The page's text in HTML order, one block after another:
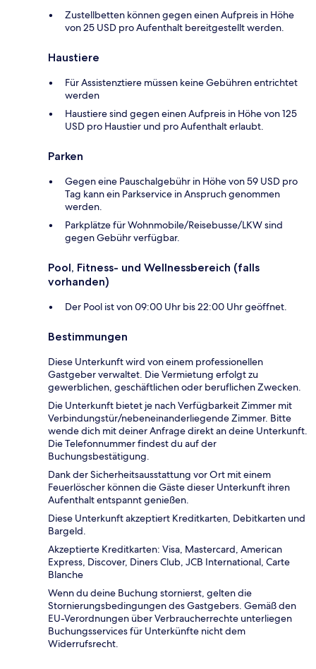
Zustellbetten können gegen einen Aufpreis in Höhe
von 25 USD pro Aufenthalt bereitgestellt werden.
Haustiere
Für Assistenztiere müssen keine Gebühren entrichtet
werden
Haustiere sind gegen einen Aufpreis in Höhe von 125
USD pro Haustier und pro Aufenthalt erlaubt.
Parken
Gegen eine Pauschalgebühr in Höhe von 59 USD pro
Tag kann ein Parkservice in Anspruch genommen
werden.
Parkplätze für Wohnmobile/Reisebusse/LKW sind
gegen Gebühr verfügbar.
Pool, Fitness- und Wellnessbereich (falls
vorhanden)
Der Pool ist von 09:00 Uhr bis 22:00 Uhr geöffnet.
Bestimmungen
Diese Unterkunft wird von einem professionellen
Gastgeber verwaltet. Die Vermietung erfolgt zu
gewerblichen, geschäftlichen oder beruflichen Zwecken.
Die Unterkunft bietet je nach Verfügbarkeit Zimmer mit
Verbindungstür/nebeneinanderliegende Zimmer. Bitte
wende dich mit deiner Anfrage direkt an deine Unterkunft.
Die Telefonnummer findest du auf der
Buchungsbestätigung.
Dank der Sicherheitsausstattung vor Ort mit einem
Feuerlöscher können die Gäste dieser Unterkunft ihren
Aufenthalt entspannt genießen.
Diese Unterkunft akzeptiert Kreditkarten, Debitkarten und
Bargeld.
Akzeptierte Kreditkarten: Visa, Mastercard, American
Express, Discover, Diners Club, JCB International, Carte
Blanche
Wenn du deine Buchung stornierst, gelten die
Stornierungsbedingungen des Gastgebers. Gemäß den
EU-Verordnungen über Verbraucherrechte unterliegen
Buchungsservices für Unterkünfte nicht dem
Widerrufsrecht.